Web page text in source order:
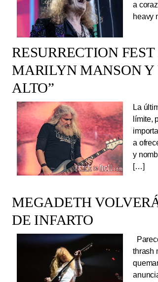
a
heavy
RESURRECTION
MARILYN MANSON Y
ALTO”
La
límite,
a
y
[…]
MEGADETH
DE INFARTO
thrash